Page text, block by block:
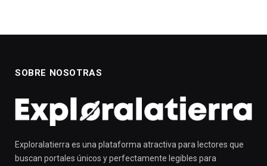
SOBRE NOSOTRAS
Exploralatierra es una plataforma atractiva para lectores que
buscan portales únicos y perfectamente legibles para